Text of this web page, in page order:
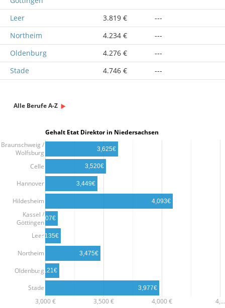
Leer 3.819 €
---
Northeim
4.234 €
---
Oldenburg
4.276 €
---
Stade
4.746 € ---
Alle Berufe A-Z
Gehalt Etat Direktor in Niedersachsen
3,000 € 3,500 € 4,000 € 4,…
Braunschweig /
Wolfsburg
Celle
Hannover
Hildesheim
Kassel /
Göttingen
Leer
Northeim
Oldenburg
Stade
3,625€
3,520€
3,449€
4,093€
3,107€
3,135€
3,475€
3,121€
3,977€